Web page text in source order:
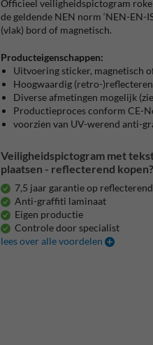
Officieel veiligheidspictogram
de geldende NEN norm ‘NEN-EN-
(vlak) bord of magnetisch.
Producteigenschappen:
Uitvoering sticker, magnetisch
Hoogwaardig (retro-
Diverse afmetingen mogelijk
Productieproces conform CE-
voorzien van UV-werend anti-
Veiligheidspictogram met
plaatsen - reflecterend kopen?
7,5 jaar garantie op
Anti-graffiti laminaat
Eigen productie
Controle door specialist
lees over alle voordelen